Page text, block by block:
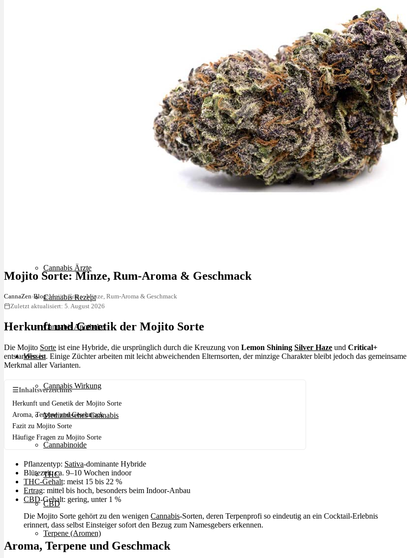
Cannabis Ärzte
Cannabis Rezept
Cannabis Apotheke
Wissen
Cannabis Wirkung
Medizinisches Cannabis
Cannabinoide
THC
CBD
Terpene (Aromen)
Mojito Sorte: Minze, Rum-Aroma & Geschmack
CannaZen›Blog›Mojito Sorte: Minze, Rum-Aroma & Geschmack
Zuletzt aktualisiert: 5. August 2026
Herkunft und Genetik der Mojito Sorte
Die Mojito Sorte ist eine Hybride, die ursprünglich durch die Kreuzung von Lemon Shining Silver Haze und Critical+
entstanden ist. Einige Züchter arbeiten mit leicht abweichenden Elternsorten, der minzige Charakter bleibt jedoch das gemeinsame
Merkmal aller Varianten.
☰Inhaltsverzeichnis
Herkunft und Genetik der Mojito Sorte
Aroma, Terpene und Geschmack
Fazit zu Mojito Sorte
Häufige Fragen zu Mojito Sorte
Pflanzentyp: Sativa-dominante Hybride
Blütezeit: ca. 9–10 Wochen indoor
THC-Gehalt: meist 15 bis 22 %
Ertrag: mittel bis hoch, besonders beim Indoor-Anbau
CBD-Gehalt: gering, unter 1 %
Die Mojito Sorte gehört zu den wenigen Cannabis-Sorten, deren Terpenprofi so eindeutig an ein Cocktail-Erlebnis
erinnert, dass selbst Einsteiger sofort den Bezug zum Namesgebers erkennen.
Aroma, Terpene und Geschmack